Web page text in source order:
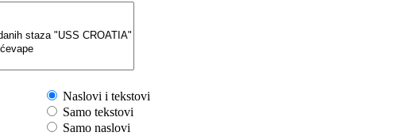
Naslovi i tekstovi
Samo tekstovi
Samo naslovi